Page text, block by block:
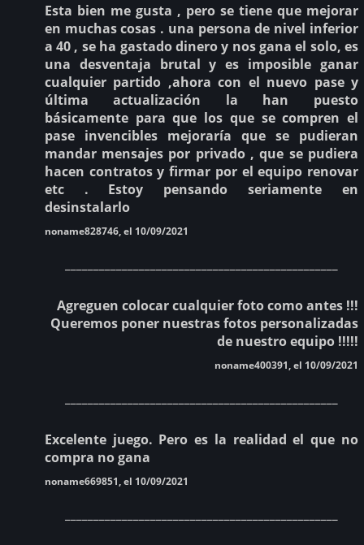
Esta bien me gusta , pero se tiene que mejorar
en muchas cosas . una persona de nivel inferior
a 40 , se ha gastado dinero y nos gana el solo, es
una desventaja brutal y es imposible ganar
cualquier partido ,ahora con el nuevo pase y
última actualización la han puesto
básicamente para que los que se compren el
pase invencibles mejoraría que se pudieran
mandar mensajes por privado , que se pudiera
hacen contratos y firmar por el equipo renovar
etc . Estoy pensando seriamente en
desinstalarlo
noname828746, el 10/09/2021
Agreguen colocar cualquier foto como antes !!!
Queremos poner nuestras fotos personalizadas
de nuestro equipo !!!!!
noname400391, el 10/09/2021
Excelente juego. Pero es la realidad el que no
compra no gana
noname669851, el 10/09/2021